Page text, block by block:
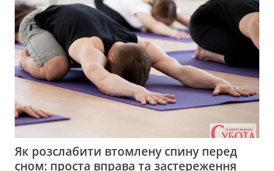
Як розслабити втомлену спину перед
сном: проста вправа та застереження